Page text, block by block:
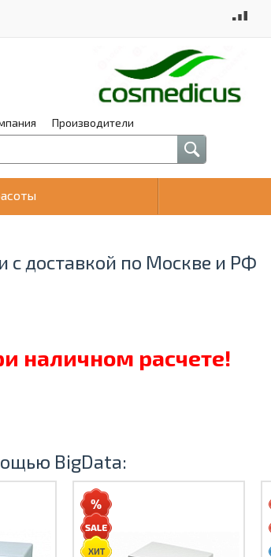
Производители
доставкой по Москве и РФ
наличном расчете!
BigData: